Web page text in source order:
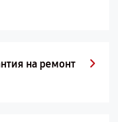
на ремонт